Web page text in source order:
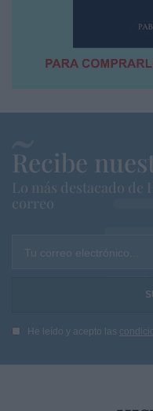
Recibe
Lo más destacado de
correo
Tu correo electrónico...
He leído y acepto las